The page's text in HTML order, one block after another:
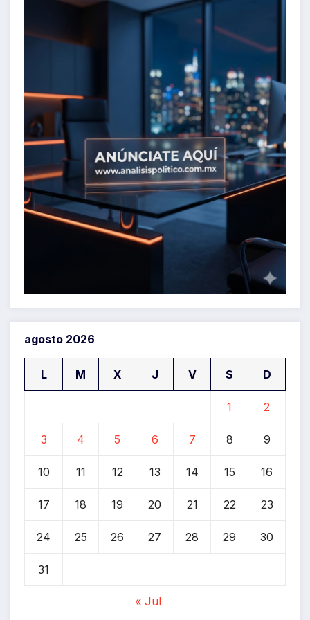
agosto 2026
L M X J V S D
1 2
3 4 5 6 7 8 9
10 11 12 13 14 15 16
17 18 19 20 21 22 23
24 25 26 27 28 29 30
31
« Jul